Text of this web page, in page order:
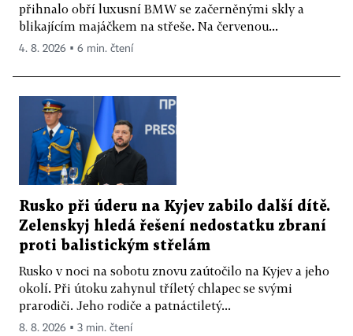
přihnalo obří luxusní BMW se začerněnými skly a
blikajícím majáčkem na střeše. Na červenou...
4. 8. 2026 ▪ 6 min. čtení
Rusko při úderu na Kyjev zabilo další dítě.
Zelenskyj hledá řešení nedostatku zbraní
proti balistickým střelám
Rusko v noci na sobotu znovu zaútočilo na Kyjev a jeho
okolí. Při útoku zahynul tříletý chlapec se svými
prarodiči. Jeho rodiče a patnáctiletý...
8. 8. 2026 ▪ 3 min. čtení